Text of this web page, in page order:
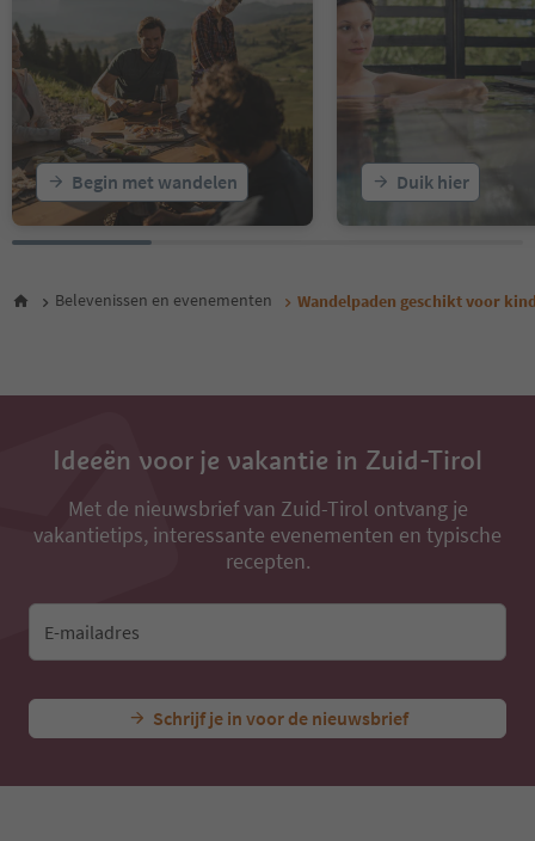
Begin met wandelen Duik hier
Belevenissen en evenementen Wandelpaden geschikt voor
Ideeën voor je vakantie in Zuid-Tirol
Met de nieuwsbrief van Zuid-Tirol ontvang je
vakantietips, interessante evenementen en typische
recepten.
E-mailadres
Schrijf je in voor de nieuwsbrief